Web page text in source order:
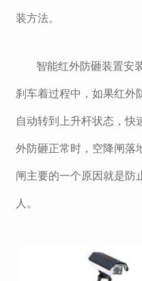
装方法。
智能红外防砸装置安
刹车着过程中，如果红外
自动转到上升杆状态，快
外防砸正常时，空降闸落
闸主要的一个原因就是防
人。